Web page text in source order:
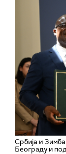
Србија и
Београду и